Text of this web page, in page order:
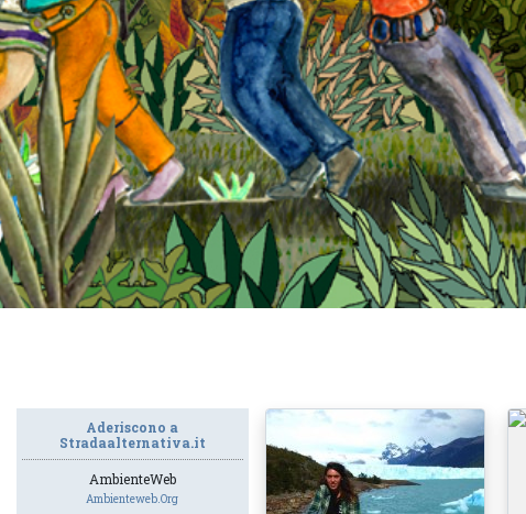
Aderiscono a
Stradaalternativa.it
AmbienteWeb
Ambienteweb.org